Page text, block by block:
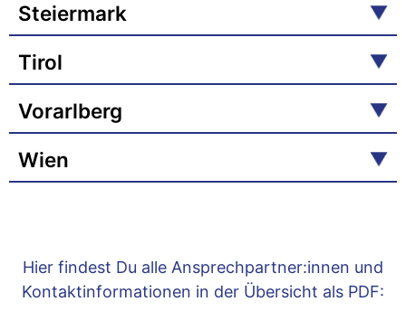
Steiermark
Tirol
Vorarlberg
Wien
Hier findest Du alle Ansprechpartner:innen und
Kontaktinformationen in der Übersicht als PDF: